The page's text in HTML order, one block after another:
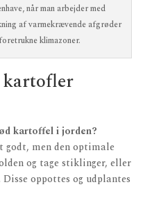
når man arbejder med
af varmekrævende afgrøder
klimazoner.
kartofler
kartoffel i jorden?
men den optimale
og tage stiklinger, eller
oppottes og udplantes